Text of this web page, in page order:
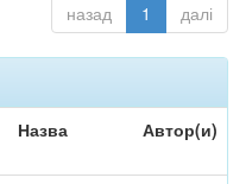
назад 1 далі
Назва Автор(и)